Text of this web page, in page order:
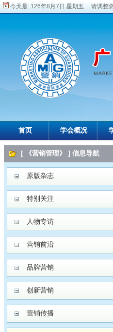
今天是: 126年8月7日 星期五 请调整
首页 学会概况
[ 《营销管理》 ] 信息导航
原版杂志
特别关注
人物专访
营销前沿
品牌营销
创新营销
营销传播